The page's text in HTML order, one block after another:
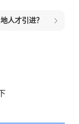
人才引进？